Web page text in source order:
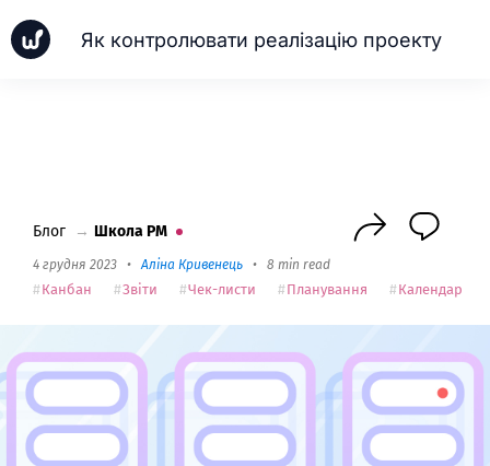
Як контролювати реалізацію проекту
Блог → Школа PM
4 грудня 2023 •Алiна Кривенець • 8 min read
Канбан Звіти Чек-листи Планування Календар